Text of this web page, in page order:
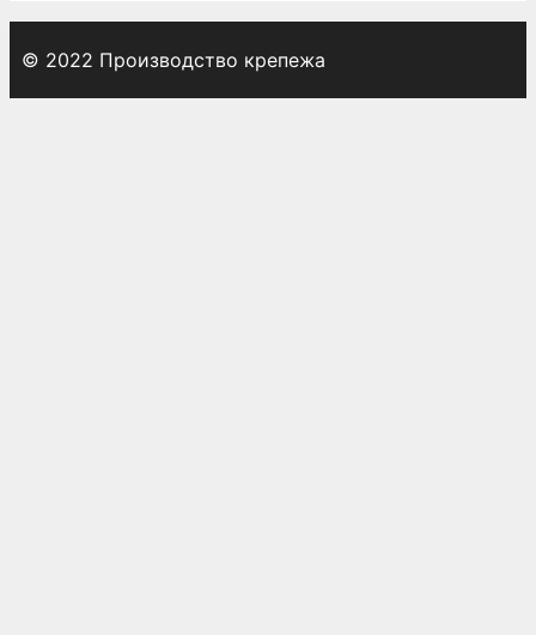
© 2022 Производство крепежа